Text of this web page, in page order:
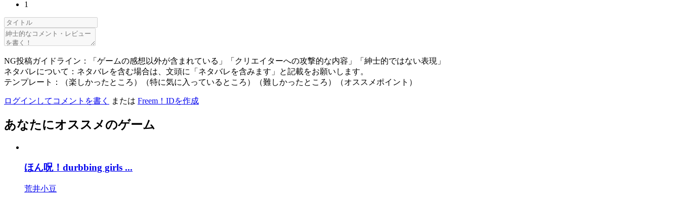
1
NG投稿ガイドライン：「ゲームの感想以外が含まれている」「クリエイターへの攻撃的な内容」「紳士的ではない表現」
ネタバレについて：ネタバレを含む場合は、文頭に「ネタバレを含みます」と記載をお願いします。
テンプレート：（楽しかったところ）（特に気に入っているところ）（難しかったところ）（オススメポイント）
ログインしてコメントを書く または Freem！IDを作成
あなたにオススメのゲーム
ほん呪！durbbing girls ...
荒井小豆